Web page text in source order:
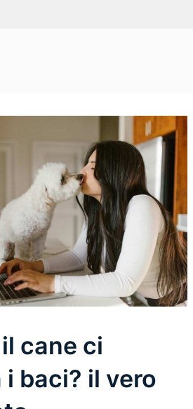
cane ci
i baci? il vero